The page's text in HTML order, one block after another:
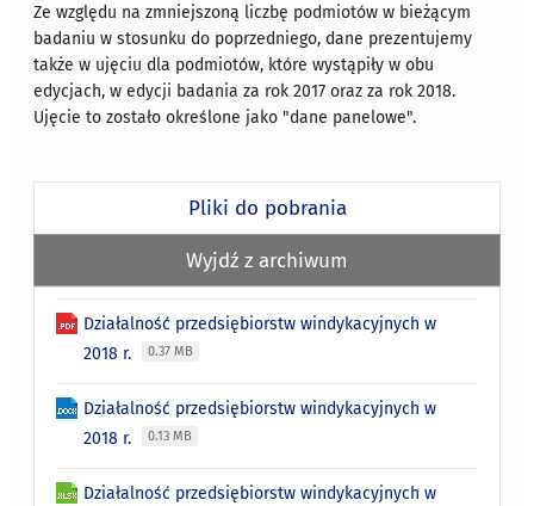
Ze względu na zmniejszoną liczbę podmiotów w bieżącym
badaniu w stosunku do poprzedniego, dane prezentujemy
także w ujęciu dla podmiotów, które wystąpiły w obu
edycjach, w edycji badania za rok 2017 oraz za rok 2018.
Ujęcie to zostało określone jako "dane panelowe".
Pliki do pobrania
Wyjdź z archiwum
Działalność przedsiębiorstw windykacyjnych w
2018 r.
0.37 MB
Działalność przedsiębiorstw windykacyjnych w
2018 r.
0.13 MB
Działalność przedsiębiorstw windykacyjnych w